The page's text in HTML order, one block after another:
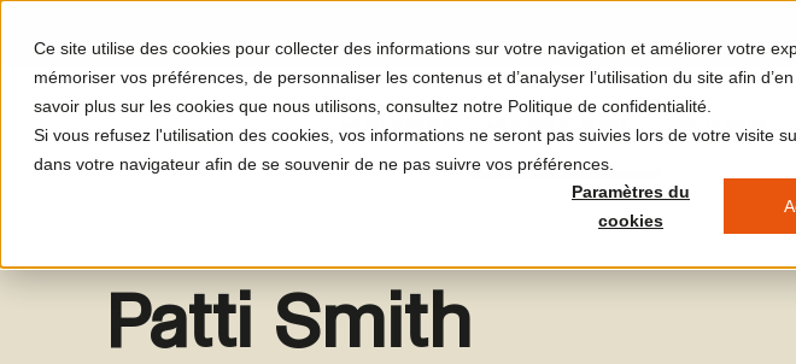
Ce site utilise des cookies pour collecter des informations sur votre navigation et améliorer votre
mémoriser vos préférences, de personnaliser les contenus et d’analyser l’utilisation du site afin
savoir plus sur les cookies que nous utilisons, consultez notre Politique de confidentialité.
Si vous refusez l'utilisation des cookies, vos informations ne seront pas suivies lors de votre visite
dans votre navigateur afin de se souvenir de ne pas suivre vos préférences.
Paramètres du
cookies
Patti Smith